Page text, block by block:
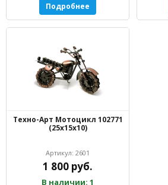
Подробнее
Техно-Арт Мотоцикл 102771
(25х15х10)
Артикул: 2601
1 800 руб.
В наличии: 1